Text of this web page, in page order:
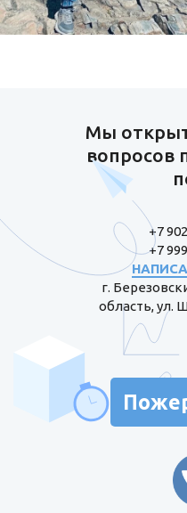
Мы
вопросов
+7
+7
г.
область, ул.